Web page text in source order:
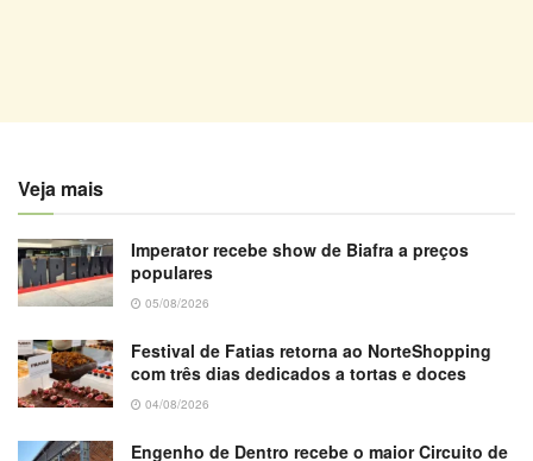
Veja mais
Imperator recebe show de Biafra a preços
populares
05/08/2026
Festival de Fatias retorna ao NorteShopping
com três dias dedicados a tortas e doces
04/08/2026
Engenho de Dentro recebe o maior Circuito de